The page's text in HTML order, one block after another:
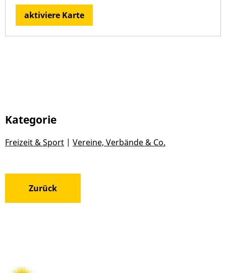
aktiviere Karte
Kategorie
Freizeit & Sport | Vereine, Verbände & Co.
Zurück